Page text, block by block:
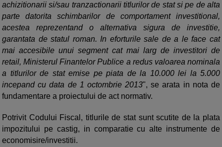
achizitionarii si/sau tranzactionarii titlurilor de stat si pe de alta
parte datorita schimbarilor de comportament investitional,
acestea reprezentand o alternativa sigura de investitie,
garantata de statul roman. In eforturile sale de a le face cat
mai accesibile unui segment cat mai larg de investitori de
retail, Ministerul Finantelor Publice a redus valoarea nominala
a titlurilor de stat emise pe piata de la 10.000 lei la 5.000
incepand cu data de 1 octombrie 2013", se arata in nota de
fundamentare a proiectului de act normativ.
Potrivit Codului Fiscal, titlurile de stat sunt scutite de la plata
impozitului pe castig, in comparatie cu alte instrumente de
economisire/investitii.